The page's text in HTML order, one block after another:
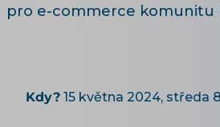
pro e-commerce komunitu
Kdy? 15 května 2024, středa